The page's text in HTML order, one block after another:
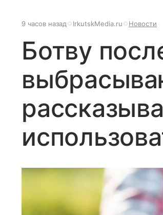
9 часов назад IrkutskMedia.ru Новости
Ботву